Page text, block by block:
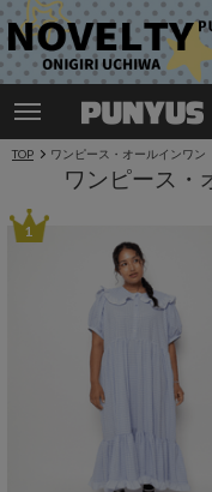
TOP ワンピース・オールインワン
ワンピース・
1